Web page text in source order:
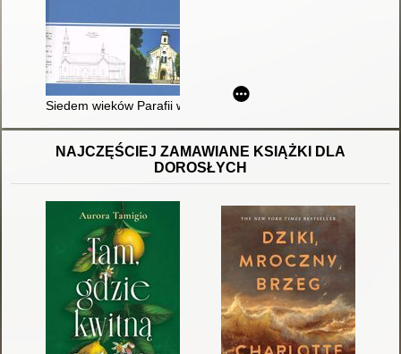
Siedem wieków Parafii w Regulicach
NAJCZĘŚCIEJ ZAMAWIANE KSIĄŻKI DLA
DOROSŁYCH